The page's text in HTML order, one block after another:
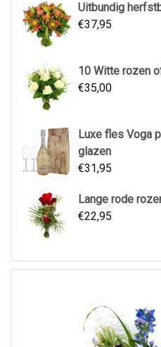
Uitbundig
€37,95
10 Witte rozen
€35,00
Luxe fles Voga
glazen
€31,95
Lange rode
€22,95